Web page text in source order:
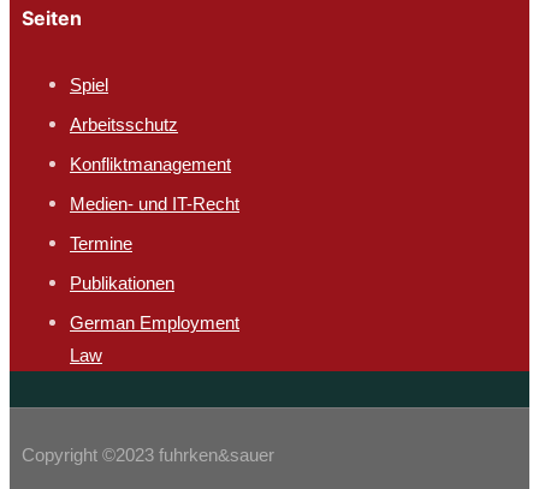
Seiten
Spiel
Arbeitsschutz​
Konfliktmanagement
Medien- und IT-Recht
Termine
Publikationen
German Employment
Law
Copyright ©2023 fuhrken&sauer